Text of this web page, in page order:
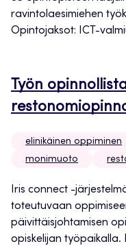
ravintolaesimiehen
Opintojaksot: ICT-
Työn
elinikäinen oppiminen
monimuoto
Iris connect -
toteutuvaan
päivittäisjohtamisen
opiskelijan työpaikalla.